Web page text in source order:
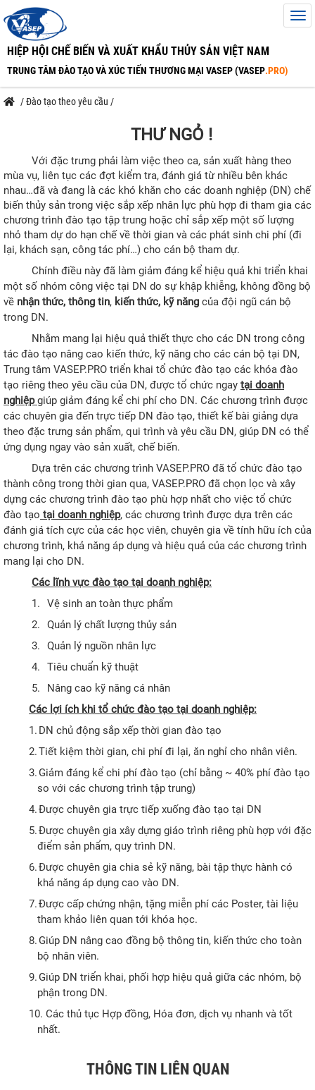
HIỆP HỘI CHẾ BIẾN VÀ XUẤT KHẨU THỦY SẢN VIỆT NAM
TRUNG TÂM ĐÀO TẠO VÀ XÚC TIẾN THƯƠNG MẠI VASEP (VASEP.PRO)
/Đào tạo theo yêu cầu /
THƯ NGỎ !
Với đặc trưng phải làm việc theo ca, sản xuất hàng theo
mùa vụ, liên tục các đợt kiểm tra, đánh giá từ nhiều bên khác
nhau…đã và đang là các khó khăn cho các doanh nghiệp (DN) chế
biến thủy sản trong việc sắp xếp nhân lực phù hợp đi tham gia các
chương trình đào tạo tập trung hoặc chỉ sắp xếp một số lượng
nhỏ tham dự do hạn chế về thời gian và các phát sinh chi phí (đi
lại, khách sạn, công tác phí…) cho cán bộ tham dự.
Chính điều này đã làm giảm đáng kể hiệu quả khi triển khai
một số nhóm công việc tại DN do sự khập khiễng, không đồng bộ
về nhận thức, thông tin, kiến thức, kỹ năng của đội ngũ cán bộ
trong DN.
Nhằm mang lại hiệu quả thiết thực cho các DN trong công
tác đào tạo nâng cao kiến thức, kỹ năng cho các cán bộ tại DN,
Trung tâm VASEP.PRO triển khai tổ chức đào tạo các khóa đào
tạo riêng theo yêu cầu của DN, được tổ chức ngay tại doanh
nghiệpgiúp giảm đáng kể chi phí cho DN. Các chương trình được
các chuyên gia đến trực tiếp DN đào tạo, thiết kế bài giảng dựa
theo đặc trưng sản phẩm, qui trình và yêu cầu DN, giúp DN có thể
ứng dụng ngay vào sản xuất, chế biến.
Dựa trên các chương trình VASEP.PRO đã tổ chức đào tạo
thành công trong thời gian qua, VASEP.PRO đã chọn lọc và xây
dựng các chương trình đào tạo phù hợp nhất cho việc tổ chức
đào tạo tại doanh nghiệp, các chương trình được dựa trên các
đánh giá tích cực của các học viên, chuyên gia về tính hữu ích của
chương trình, khả năng áp dụng và hiệu quả của các chương trình
mang lại cho DN.
Các lĩnh vực đào tạo tại doanh nghiệp:
1.
Vệ sinh an toàn thực phẩm
2.
Quản lý chất lượng thủy sản
3.
Quản lý nguồn nhân lực
4.
Tiêu chuẩn kỹ thuật
5.
Nâng cao kỹ năng cá nhân
Các lợi ích khi tổ chức đào tạo tại doanh nghiệp:
1. DN chủ động sắp xếp thời gian đào tạo
2.Tiết kiệm thời gian, chi phí đi lại, ăn nghỉ cho nhân viên.
3. Giảm đáng kể chi phí đào tạo (chỉ bằng ~ 40% phí đào tạo
so với các chương trình tập trung)
4.Được chuyên gia trực tiếp xuống đào tạo tại DN
5.Được chuyên gia xây dựng giáo trình riêng phù hợp với đặc
điểm sản phẩm, quy trình DN.
6.Được chuyên gia chia sẻ kỹ năng, bài tập thực hành có
khả năng áp dụng cao vào DN.
7.Được cấp chứng nhận, tặng miễn phí các Poster, tài liệu
tham khảo liên quan tới khóa học.
8. Giúp DN nâng cao đồng bộ thông tin, kiến thức cho toàn
bộ nhân viên.
9. Giúp DN triển khai, phối hợp hiệu quả giữa các nhóm, bộ
phận trong DN.
10. Các thủ tục Hợp đồng, Hóa đơn, dịch vụ nhanh và tốt
nhất.
THÔNG TIN LIÊN QUAN